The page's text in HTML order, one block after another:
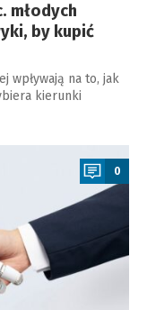
młodych
by kupić
wpływają na to, jak
kierunki
0